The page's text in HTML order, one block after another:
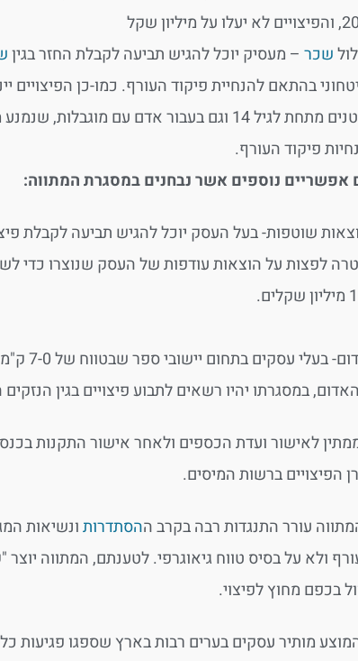
מיליון שקל
שכר – מעסיק יוכל להגיש תביעה לקבלת החזר בגין
בהתאם להנחיית פיקוד העורף. כמו-כן הפיצויים
הקטנים מתחת לגיל 14 וגם בעבור אדם עם
פיקוד העורף.
אפשריים נוספים אשר נבחנים במסגרת המתווה:
שוטפות- בעל העסק יוכל להגיש תביעה לקבלת
לפצות על הוצאות עודפות של העסק שנוצרו כדי
במסגרתו יהיו רשאים לתבוע פיצויים בגין
לאישור ועדת הכספים ולאחר אישור התקנות
הפיצויים ברשות המיסים.
עורר התנגדות רבה בקרב ההסתדרותונשיאות
בכפם מחוץ לפיצוי.
מותיר עסקים בערים רבות בארץ שספגו פגיעות